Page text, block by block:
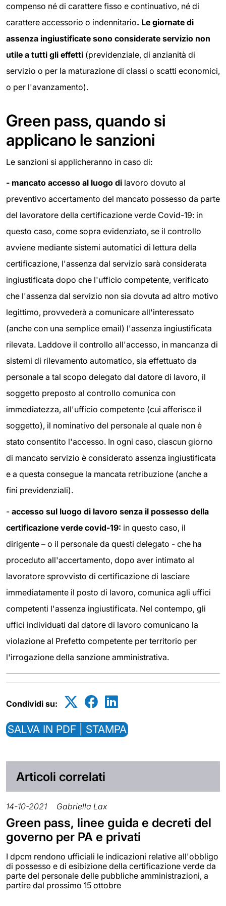
compenso né di carattere fisso e continuativo, né di
carattere accessorio o indennitario. Le giornate di
assenza ingiustificate sono considerate servizio non
utile a tutti gli effetti (previdenziale, di anzianità di
servizio o per la maturazione di classi o scatti economici,
o per l'avanzamento).
Green pass, quando si
applicano le sanzioni
Le sanzioni si applicheranno in caso di:
- mancato accesso al luogo di lavoro dovuto al
preventivo accertamento del mancato possesso da parte
del lavoratore della certificazione verde Covid-19: in
questo caso, come sopra evidenziato, se il controllo
avviene mediante sistemi automatici di lettura della
certificazione, l'assenza dal servizio sarà considerata
ingiustificata dopo che l'ufficio competente, verificato
che l'assenza dal servizio non sia dovuta ad altro motivo
legittimo, provvederà a comunicare all'interessato
(anche con una semplice email) l'assenza ingiustificata
rilevata. Laddove il controllo all'accesso, in mancanza di
sistemi di rilevamento automatico, sia effettuato da
personale a tal scopo delegato dal datore di lavoro, il
soggetto preposto al controllo comunica con
immediatezza, all'ufficio competente (cui afferisce il
soggetto), il nominativo del personale al quale non è
stato consentito l'accesso. In ogni caso, ciascun giorno
di mancato servizio è considerato assenza ingiustificata
e a questa consegue la mancata retribuzione (anche a
fini previdenziali).
- accesso sul luogo di lavoro senza il possesso della
certificazione verde covid-19: in questo caso, il
dirigente – o il personale da questi delegato - che ha
proceduto all'accertamento, dopo aver intimato al
lavoratore sprovvisto di certificazione di lasciare
immediatamente il posto di lavoro, comunica agli uffici
competenti l'assenza ingiustificata. Nel contempo, gli
uffici individuati dal datore di lavoro comunicano la
violazione al Prefetto competente per territorio per
l'irrogazione della sanzione amministrativa.
Condividi su:
SALVA IN PDF | STAMPA
Articoli correlati
14-10-2021 Gabriella Lax
Green pass, linee guida e decreti del
governo per PA e privati
I dpcm rendono ufficiali le indicazioni relative all'obbligo
di possesso e di esibizione della certificazione verde da
parte del personale delle pubbliche amministrazioni, a
partire dal prossimo 15 ottobre